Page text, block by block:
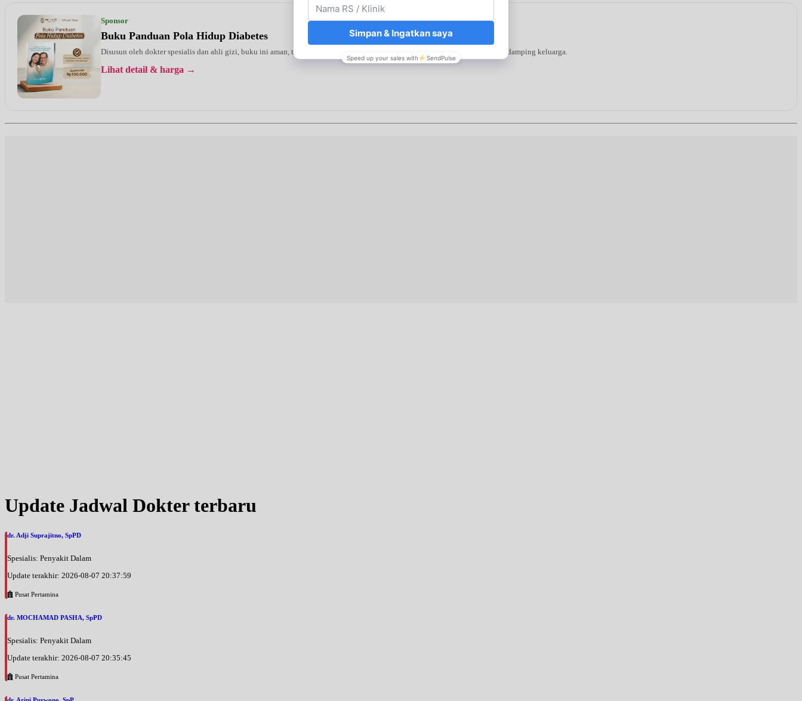
EKSEKUTIF
Rabu, 26/08/2026
Jam 09:00 - 12:00
EKSEKUTIF
Kamis, 27/08/2026
Jam 16:00 - 18:00
Sponsor
Buku Panduan Pola Hidup Diabetes
Disusun oleh dokter spesialis dan ahli gizi, buku ini aman, terverifikasi, dan dapat digunakan secara mandiri atau bersama pendamping keluarga.
Lihat detail & harga →
Update Jadwal Dokter terbaru
dr. Adji Suprajitno, SpPD
Spesialis: Penyakit Dalam
Update terakhir: 2026-08-07 20:37:59
Pusat Pertamina
dr. MOCHAMAD PASHA, SpPD
Spesialis: Penyakit Dalam
Update terakhir: 2026-08-07 20:35:45
Pusat Pertamina